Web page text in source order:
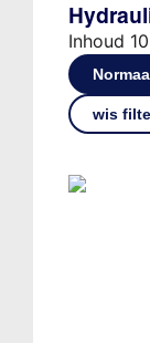
Inhoud
wis